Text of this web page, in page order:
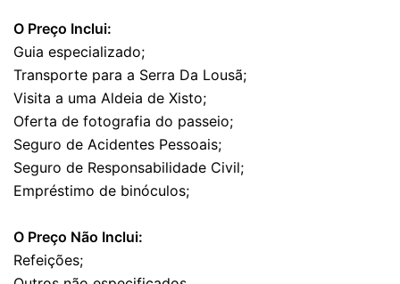
O Preço Inclui:
Guia especializado;
Transporte para a Serra Da Lousã;
Visita a uma Aldeia de Xisto;
Oferta de fotografia do passeio;
Seguro de Acidentes Pessoais;
Seguro de Responsabilidade Civil;
Empréstimo de binóculos;
O Preço Não Inclui:
Refeições;